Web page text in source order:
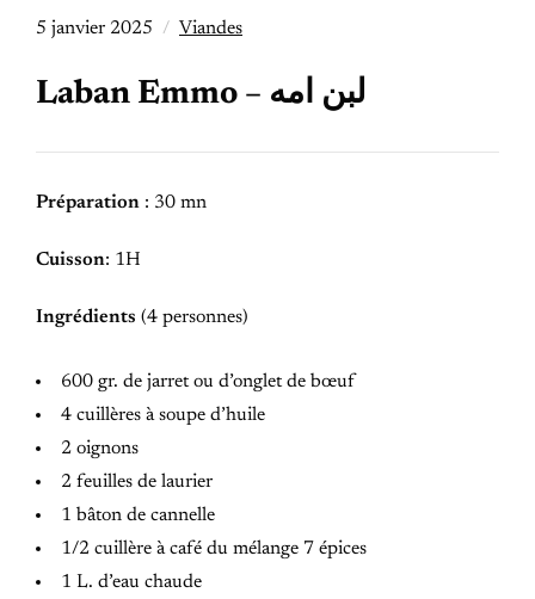
5 janvier 2025 Viandes
Laban Emmo – لبن امه
Préparation : 30 mn
Cuisson: 1H
Ingrédients (4 personnes)
600 gr. de jarret ou d’onglet de bœuf
4 cuillères à soupe d’huile
2 oignons
2 feuilles de laurier
1 bâton de cannelle
1/2 cuillère à café du mélange 7 épices
1 L. d’eau chaude